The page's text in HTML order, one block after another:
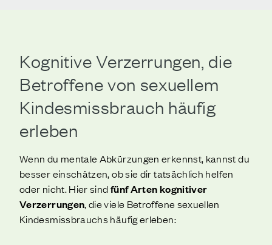
Kognitive Verzerrungen, die
Betroffene von sexuellem
Kindesmissbrauch häufig
erleben
Wenn du mentale Abkürzungen erkennst, kannst du
besser einschätzen, ob sie dir tatsächlich helfen
oder nicht. Hier sindfünf Arten kognitiver
Verzerrungen, die viele Betroffene sexuellen
Kindesmissbrauchs häufig erleben: